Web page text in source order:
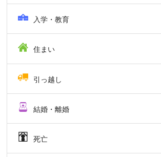
入学・教育
住まい
引っ越し
結婚・離婚
死亡